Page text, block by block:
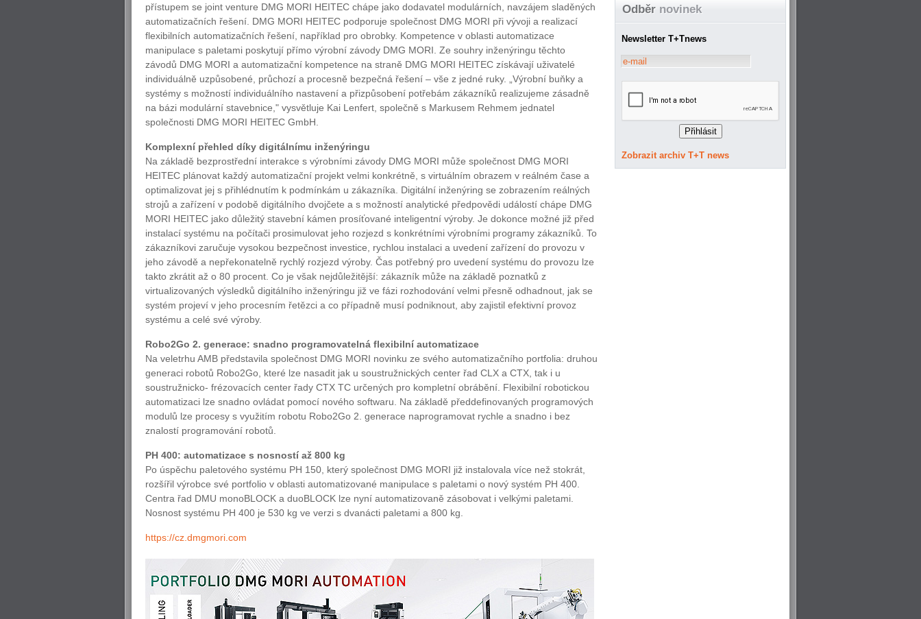
přístupem se joint venture DMG MORI HEITEC chápe jako dodavatel modulárních, navzájem sladěných
automatizačních řešení. DMG MORI HEITEC podporuje společnost DMG MORI při vývoji a realizací
flexibilních automatizačních řešení, například pro obrobky. Kompetence v oblasti automatizace
manipulace s paletami poskytují přímo výrobní závody DMG MORI. Ze souhry inženýringu těchto
závodů DMG MORI a automatizační kompetence na straně DMG MORI HEITEC získávají uživatelé
individuálně uzpůsobené, průchozí a procesně bezpečná řešení – vše z jedné ruky. „Výrobní buňky a
systémy s možností individuálního nastavení a přizpůsobení potřebám zákazníků realizujeme zásadně
na bázi modulární stavebnice," vysvětluje Kai Lenfert, společně s Markusem Rehmem jednatel
společnosti DMG MORI HEITEC GmbH.
Komplexní přehled díky digitálnímu inženýringu
Na základě bezprostřední interakce s výrobními závody DMG MORI může společnost DMG MORI
HEITEC plánovat každý automatizační projekt velmi konkrétně, s virtuálním obrazem v reálném čase a
optimalizovat jej s přihlédnutím k podmínkám u zákazníka. Digitální inženýring se zobrazením reálných
strojů a zařízení v podobě digitálního dvojčete a s možností analytické předpovědi událostí chápe DMG
MORI HEITEC jako důležitý stavební kámen prosíťované inteligentní výroby. Je dokonce možné již před
instalací systému na počítači prosimulovat jeho rozjezd s konkrétními výrobními programy zákazníků. To
zákazníkovi zaručuje vysokou bezpečnost investice, rychlou instalaci a uvedení zařízení do provozu v
jeho závodě a nepřekonatelně rychlý rozjezd výroby. Čas potřebný pro uvedení systému do provozu lze
takto zkrátit až o 80 procent. Co je však nejdůležitější: zákazník může na základě poznatků z
virtualizovaných výsledků digitálního inženýringu již ve fázi rozhodování velmi přesně odhadnout, jak se
systém projeví v jeho procesním řetězci a co případně musí podniknout, aby zajistil efektivní provoz
systému a celé své výroby.
Robo2Go 2. generace: snadno programovatelná flexibilní automatizace
Na veletrhu AMB představila společnost DMG MORI novinku ze svého automatizačního portfolia: druhou
generaci robotů Robo2Go, které lze nasadit jak u soustružnických center řad CLX a CTX, tak i u
soustružnicko- frézovacích center řady CTX TC určených pro kompletní obrábění. Flexibilní robotickou
automatizaci lze snadno ovládat pomocí nového softwaru. Na základě předdefinovaných programových
modulů lze procesy s využitím robotu Robo2Go 2. generace naprogramovat rychle a snadno i bez
znalostí programování robotů.
PH 400: automatizace s nosností až 800 kg
Po úspěchu paletového systému PH 150, který společnost DMG MORI již instalovala více než stokrát,
rozšířil výrobce své portfolio v oblasti automatizované manipulace s paletami o nový systém PH 400.
Centra řad DMU monoBLOCK a duoBLOCK lze nyní automatizovaně zásobovat i velkými paletami.
Nosnost systému PH 400 je 530 kg ve verzi s dvanácti paletami a 800 kg.
https://cz.dmgmori.com
Odběr novinek
Newsletter T+Tnews
Zobrazit archiv T+T news